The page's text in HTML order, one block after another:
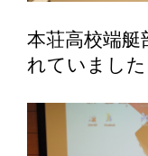
本荘高校端
れていました